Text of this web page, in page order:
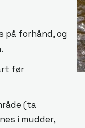
forhånd, og
før
(ta
i mudder,